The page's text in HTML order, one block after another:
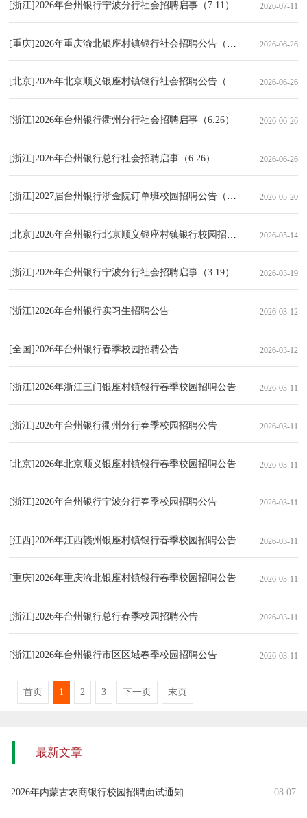
[浙江]2026年台州银行宁波分行社会招聘启事（7.11） 2026-07-11
[重庆]2026年重庆渝北银座村镇银行社会招聘公告（6.26） 2026-06-26
[北京]2026年北京顺义银座村镇银行社会招聘公告（6.26） 2026-06-26
[浙江]2026年台州银行衢州分行社会招聘启事（6.26） 2026-06-26
[浙江]2026年台州银行总行社会招聘启事（6.26） 2026-06-26
[浙江]2027届台州银行浙金院订单班校园招聘公告（5.20） 2026-05-20
[北京]2026年台州银行北京顺义银座村镇银行校园招聘公告（5.14）
2026-05-14
[浙江]2026年台州银行宁波分行社会招聘启事（3.19） 2026-03-19
[浙江]2026年台州银行实习生招聘公告 2026-03-12
[全国]2026年台州银行春季校园招聘公告 2026-03-12
[浙江]2026年浙江三门银座村镇银行春季校园招聘公告 2026-03-11
[浙江]2026年台州银行衢州分行春季校园招聘公告 2026-03-11
[北京]2026年北京顺义银座村镇银行春季校园招聘公告 2026-03-11
[浙江]2026年台州银行宁波分行春季校园招聘公告 2026-03-11
[江西]2026年江西赣州银座村镇银行春季校园招聘公告 2026-03-11
[重庆]2026年重庆渝北银座村镇银行春季校园招聘公告 2026-03-11
[浙江]2026年台州银行总行春季校园招聘公告 2026-03-11
[浙江]2026年台州银行市区区域春季校园招聘公告 2026-03-11
首页 1 2 3 下一页 末页
最新文章
2026年内蒙古农商银行校园招聘面试通知 08.07